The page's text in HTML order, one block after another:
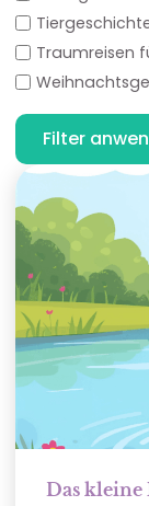
Das
Traumreisen
Filter